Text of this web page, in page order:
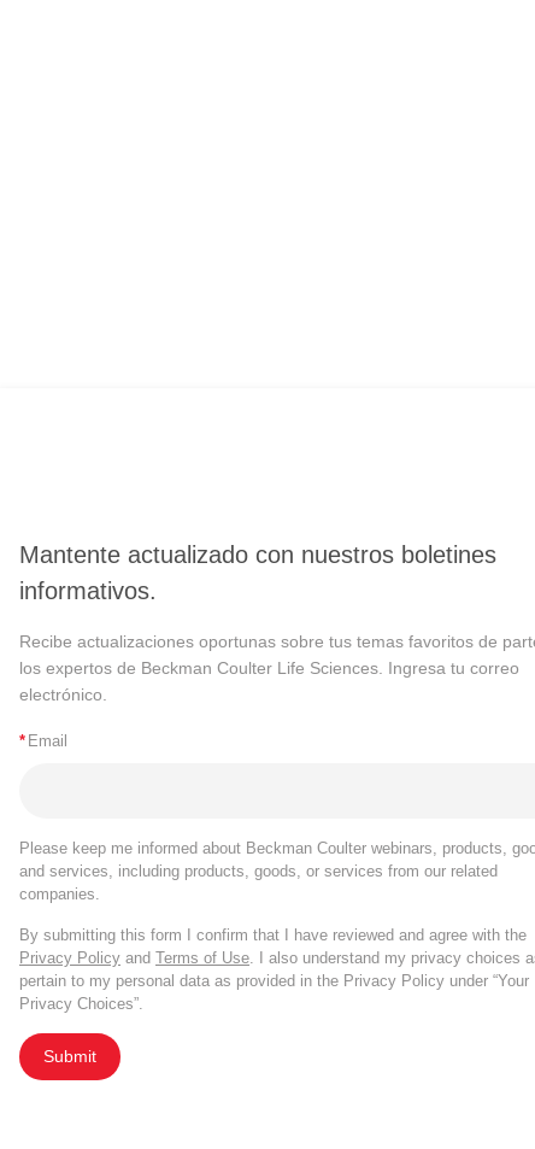
Mantente actualizado con nuestros boletines
informativos.
Recibe actualizaciones oportunas sobre tus temas favoritos de
los expertos de Beckman Coulter Life Sciences. Ingresa tu correo
electrónico.
* Email
Please keep me informed about Beckman Coulter webinars, products,
and services, including products, goods, or services from our related
companies.
By submitting this form I confirm that I have reviewed and agree with the
Privacy Policy and Terms of Use . I also understand my privacy choices
pertain to my personal data as provided in the Privacy Policy under “Your
Privacy Choices”.
Submit